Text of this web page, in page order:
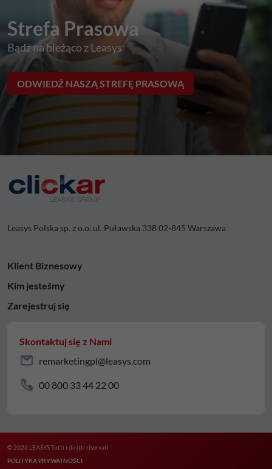
Strefa Prasowa
Bądź na bieżąco z Leasys
ODWIEDŹ NASZĄ STREFĘ PRASOWĄ
Leasys Polska sp. z o.o. ul. Puławska 338 02-845 Warszawa
Klient Biznesowy
Kim jesteśmy
Zarejestruj się
Skontaktuj się z Nami
remarketingpl@leasys.com
00 800 33 44 22 00
© 2026 LEASYS Tutti i diritti riservati
POLITYKA PRYWATNOŚCI